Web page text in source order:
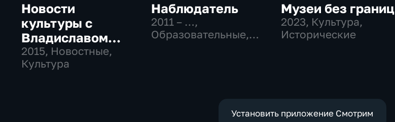
Новости
культуры с
Владиславом
Флярковским
2015, Новостные,
Культура
Наблюдатель
2011 – …,
Образовательные,
Музеи без границ
2023, Культура,
Исторические
Установить приложение Смотрим